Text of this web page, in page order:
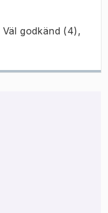
godkänd (4),